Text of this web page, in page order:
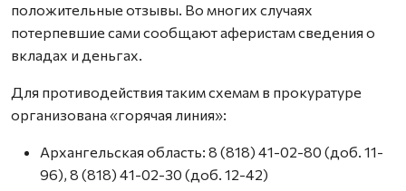
положительные отзывы. Во многих случаях
потерпевшие сами сообщают аферистам сведения о
вкладах и деньгах.
Для противодействия таким схемам в прокуратуре
организована «горячая линия»:
Архангельская область: 8 (818) 41-02-80 (доб. 11-
96), 8 (818) 41-02-30 (доб. 12-42)